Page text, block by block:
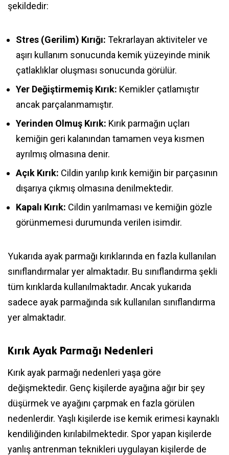
şekildedir:
Stres (Gerilim) Kırığı: Tekrarlayan aktiviteler ve
aşırı kullanım sonucunda kemik yüzeyinde minik
çatlaklıklar oluşması sonucunda görülür.
Yer Değiştirmemiş Kırık: Kemikler çatlamıştır
ancak parçalanmamıştır.
Yerinden Olmuş Kırık: Kırık parmağın uçları
kemiğin geri kalanından tamamen veya kısmen
ayrılmış olmasına denir.
Açık Kırık: Cildin yarılıp kırık kemiğin bir parçasının
dışarıya çıkmış olmasına denilmektedir.
Kapalı Kırık: Cildin yarılmaması ve kemiğin gözle
görünmemesi durumunda verilen isimdir.
Yukarıda ayak parmağı kırıklarında en fazla kullanılan
sınıflandırmalar yer almaktadır. Bu sınıflandırma şekli
tüm kırıklarda kullanılmaktadır. Ancak yukarıda
sadece ayak parmağında sık kullanılan sınıflandırma
yer almaktadır.
Kırık Ayak Parmağı Nedenleri
Kırık ayak parmağı nedenleri yaşa göre
değişmektedir. Genç kişilerde ayağına ağır bir şey
düşürmek ve ayağını çarpmak en fazla görülen
nedenlerdir. Yaşlı kişilerde ise kemik erimesi kaynaklı
kendiliğinden kırılabilmektedir. Spor yapan kişilerde
yanlış antrenman teknikleri uygulayan kişilerde de